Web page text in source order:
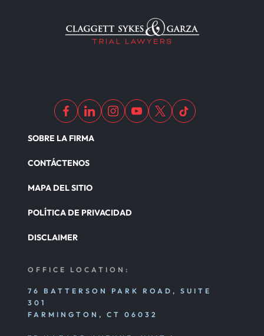
SOBRE LA FIRMA
CONTÁCTENOS
MAPA DEL SITIO
POLÍTICA DE PRIVACIDAD
DISCLAIMER
OFFICE LOCATION:
76 BATTERSON PARK ROAD, SUITE
301
FARMINGTON, CT 06032